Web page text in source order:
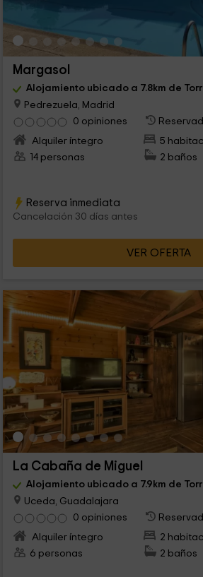
Margasol
Alojamiento ubicado a 7.8km de
Pedrezuela, Madrid
0 opiniones
Alquiler íntegro
5
14 personas
2 baños
Reserva inmediata
Cancelación 30 días antes
VER OFERTA
La Cabaña de Miguel
Alojamiento ubicado a 7.9km de
Uceda, Guadalajara
0 opiniones
Alquiler íntegro
2
6 personas
2 baños